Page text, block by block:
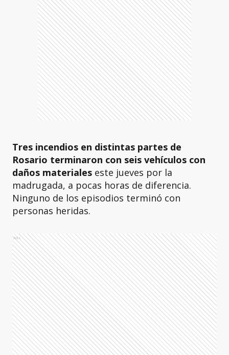
Tres incendios en distintas partes de
Rosario terminaron con seis vehículos con
daños materiales este jueves por la
madrugada, a pocas horas de diferencia.
Ninguno de los episodios terminó con
personas heridas.
Ads